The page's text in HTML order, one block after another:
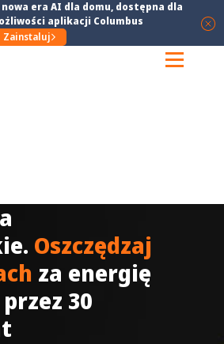
nowa era AI dla domu, dostępna dla
aplikacji Columbus
Zainstaluj
Oszczędzaj
za energię
30